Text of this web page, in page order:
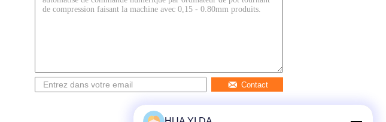
Contact